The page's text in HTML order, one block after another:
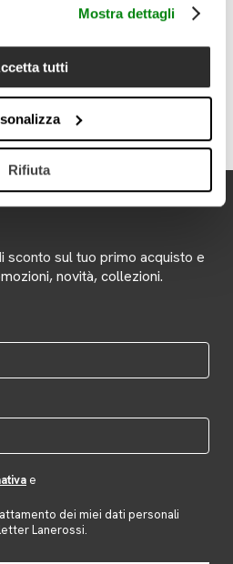
Mostra dettagli
tutti
Rifiuta
sul materasso
sfusi
a 40°C con ciclo delicato;
usare detersivo neutro;
a basse temperature; stirare
sconto sul tuo primo acquisto e
novità, collezioni.
e
dei miei dati personali
Lanerossi.